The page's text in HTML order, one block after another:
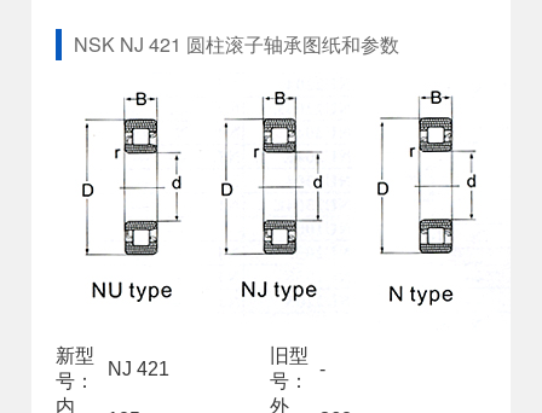
NSK NJ 421 圆柱滚子轴承图纸和参数
新型
号：
NJ 421
旧型
号：
-
内
外